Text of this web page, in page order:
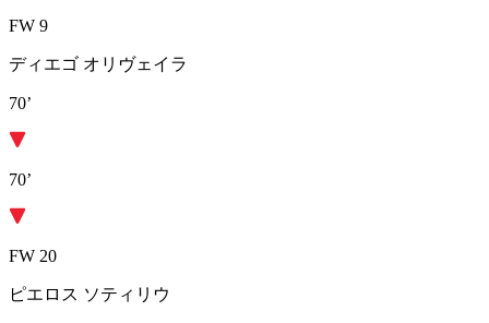
FW 9
ディエゴ オリヴェイラ
70’
70’
FW 20
ピエロス ソティリウ